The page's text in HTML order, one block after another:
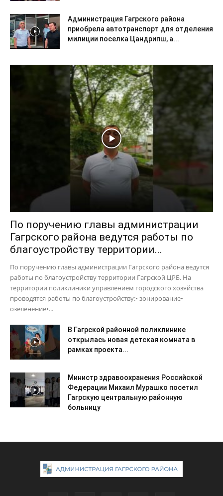
Администрация Гагрского района
приобрела автотранспорт для отделения
милиции поселка Цандрипш, а...
По поручению главы администрации
Гагрского района ведутся работы по
благоустройству территории...
По поручению главы администрации Гагрского района ведутся
работы по благоустройству территории Гагрской ЦРБ. На
территории поликлиники управлением городского хозяйства
проводятся работы по благоустройству:• зонирование•
озеленение•...
В Гагрской районной поликлинике
открылась новая детская комната в
рамках проекта...
Министр здравоохранения Российской
Федерации Михаил Мурашко посетил
Гагрскую центральную районную
больницу